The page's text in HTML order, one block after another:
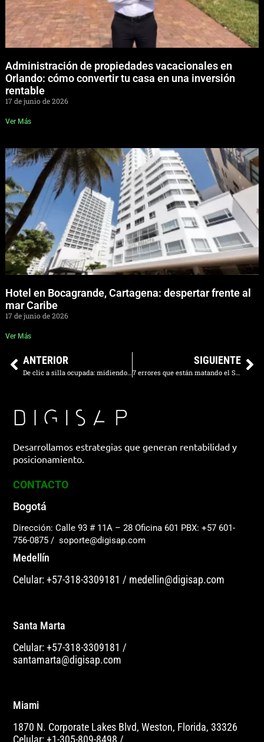
Administración de propiedades vacacionales en
Orlando: cómo convertir tu casa en una inversión
rentable
17 de junio de 2026
Ver Más
Hotel en Bocagrande, Cartagena: despertar frente al
mar Caribe
17 de junio de 2026
Ver Más
ANTERIOR
De clic a silla ocupada: midiendo conversiones offline
SIGUIENTE
7 errores que están matando el SEO de su restaurante de alta cocina
Desarrollamos estrategias que generan rentabilidad y
posicionamiento.
CONTACTO
Bogotá
Dirección: Calle 93 # 11A – 28 Oficina 601 PBX: +57 601-
756-0875 / soporte@digisap.com
Medellín
Celular: +57-318-3309181 / medellin@digisap.com
Santa Marta
Celular: +57-318-3309181 /
santamarta@digisap.com
Miami
1870 N. Corporate Lakes Blvd, Weston, Florida, 33326
Celular: +1-305-809-8498 /